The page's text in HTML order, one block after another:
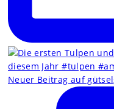
Neuer Beitrag auf